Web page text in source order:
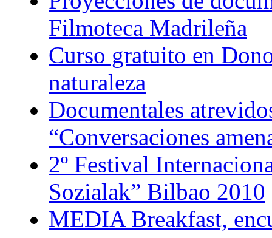
Filmoteca Madrileña
Curso gratuito en
naturaleza
Documentales
“Conversaciones
2º Festival
Sozialak” Bilbao 2010
MEDIA Breakfast,